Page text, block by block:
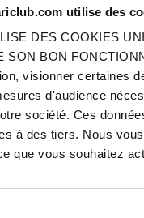
utilise des
DES COOKIES
SON BON
visionner certaines
d'audience
société. Ces
à des tiers. Nous
que vous souhaitez
? BESOIN D 'AIDE ?
Inscrivez-vous pour recevoir
nos offres promos et actualités